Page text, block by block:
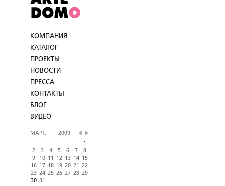
КОМПАНИЯ
КАТАЛОГ
ПРОЕКТЫ
НОВОСТИ
ПРЕССА
КОНТАКТЫ
БЛОГ
ВИДЕО
МАРТ,
2009
1
2
3 4 5 6 7
8
9
10 11 12 13 14
15
16 17 18 19 20 21
22
23 24 25 26 27 28 29
30 31